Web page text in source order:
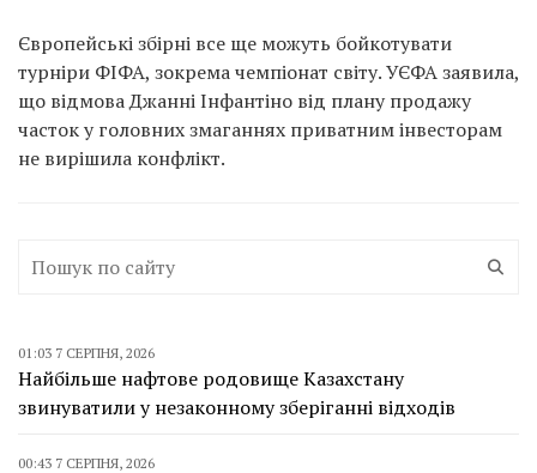
Європейські збірні все ще можуть бойкотувати
турніри ФІФА, зокрема чемпіонат світу. УЄФА заявила,
що відмова Джанні Інфантіно від плану продажу
часток у головних змаганнях приватним інвесторам
не вирішила конфлікт.
01:03 7 СЕРПНЯ, 2026
Найбільше нафтове родовище Казахстану
звинуватили у незаконному зберіганні відходів
00:43 7 СЕРПНЯ, 2026